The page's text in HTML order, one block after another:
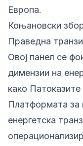
Европа.
Коњановски
Праведна
Овој панел се
димензии на
како Патоказите
Платформата за
енергетска